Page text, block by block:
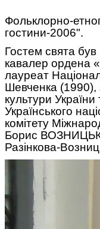
Фольклорно-
гостини-2006".
Гостем свята був
кавалер ордена
лауреат
Шевченка (1990),
культури
Українського
комітету
Борис
Разінкова-